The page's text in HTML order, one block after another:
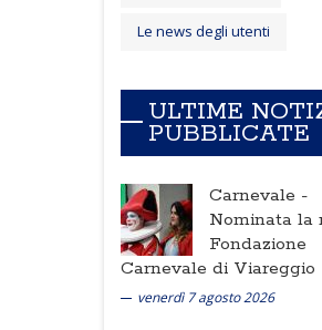
Le news degli utenti
ULTIME
PUBBLICATE
Carnevale -
Nominata la
Fondazione
Carnevale di Viareggio
venerdì 7 agosto 2026